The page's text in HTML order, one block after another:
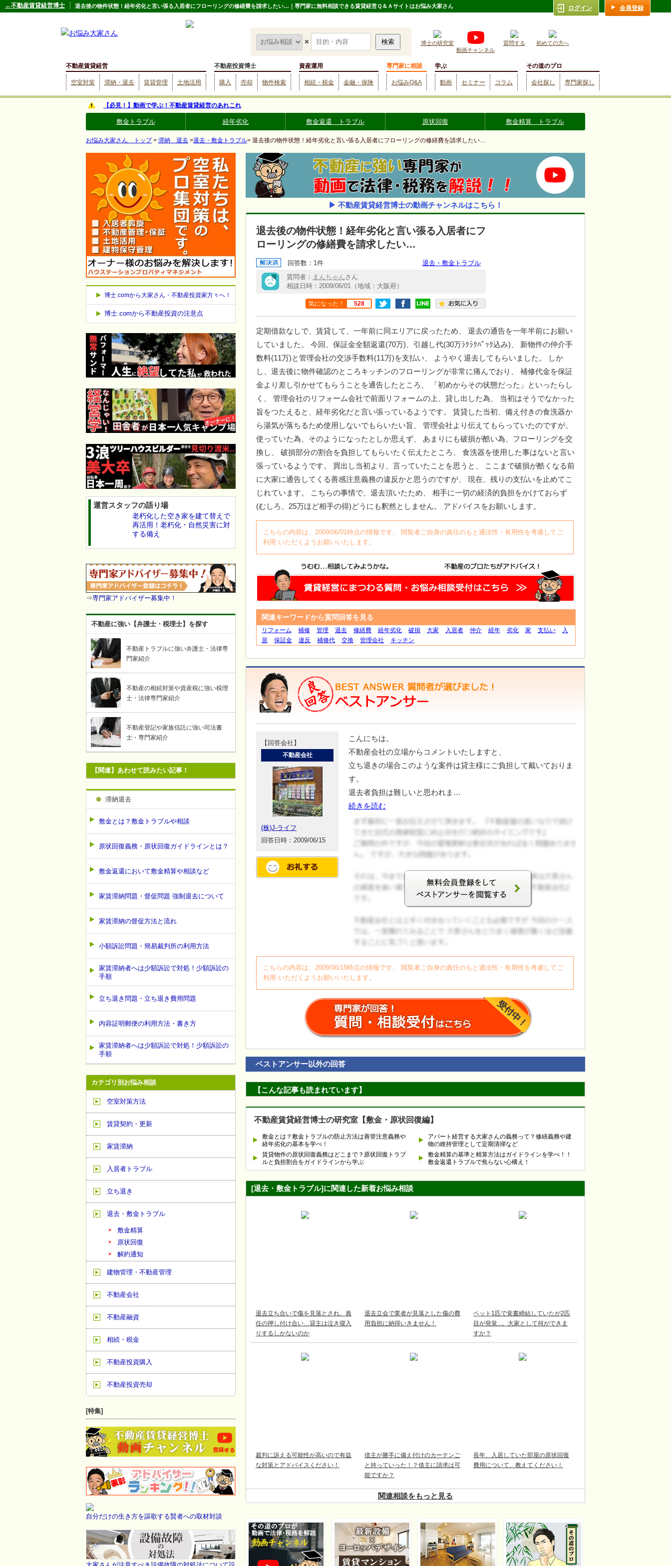
退去後の物件状態！経年劣化と言い張る入居者にフローリングの修繕費を請求したい…｜専門家に無料相談できる賃貸経営Ｑ＆Ａサイトはお悩み大家さん
×
博士の研究室
動画チャンネル
質問する 初めての方へ
不動産賃貸経営
空室対策 滞納・退去 賃貸管理 土地活用
不動産投資博士
購入 売却 物件検索
資産運用
相続・税金 金融・保険
専門家に相談
お悩みQ&A
学ぶ
動画 セミナー コラム
その道のプロ
会社探し 専門家探し
←不動産賃貸経営博士 ログイン 会員登録
【必見！】動画で学ぶ！不動産賃貸経営のあれこれ
敷金トラブル 経年劣化 敷金返還 トラブル 原状回復 敷金精算 トラブル
お悩み大家さん トップ> 滞納 退去 >退去・敷金トラブル> 退去後の物件状態！経年劣化と言い張る入居者にフローリングの修繕費を請求したい…
▶ 不動産賃貸経営博士の動画チャンネルはこちら！
退去後の物件状態！経年劣化と言い張る入居者にフ
ローリングの修繕費を請求したい…
回答数：1件
退去・敷金トラブル
質問者： まんちゃんさん
相談日時：2009/06/01（地域：大阪府）
気になった！ 528
定期借款なしで、賃貸して、一年前に同エリアに戻ったため、 退去の通告を一年半前にお願い
していました。 今回、保証金全額返還(70万)、引越し代(30万ﾗｸﾗｸﾊﾟｯｸ込み)、 新物件の仲介手
数料(11万)と管理会社の交渉手数料(11万)を支払い、 ようやく退去してもらいました。 しか
し、退去後に物件確認のところキッチンのフローリングが非常に痛んでおり、 補修代金を保証
金より差し引かせてもらうことを通告したところ、 「初めからその状態だった」といったらし
く、 管理会社のリフォーム会社で前面リフォームの上、貸し出した為、 当初はそうでなかった
旨をつたえると、経年劣化だと言い張っているようです。 賃貸した当初、備え付きの食洗器か
ら湯気が落ちるため使用しないでもらいたい旨、 管理会社より伝えてもらっていたのですが、
使っていた為、そのようになったとしか思えず、 あまりにも破損が酷い為、フローリングを交
換し、 破損部分の割合を負担してもらいたく伝えたところ、 食洗器を使用した事はないと言い
張っているようです。 買出し当初より、言っていたことを思うと、 ここまで破損が酷くなる前
に大家に通告してくる善感注意義務の違反かと思うのですが、 現在、残りの支払いを止めてこ
じれています。 こちらの事情で、退去頂いたため、 相手に一切の経済的負担をかけておらず
(むしろ、25万ほど相手の得)どうにも釈然としません。 アドバイスをお願いします。
こちらの内容は、2009/06/01時点の情報です。 閲覧者ご自身の責任のもと適法性・有用性を考慮してご
利用 いただくようお願いいたします。
関連キーワードから質問回答を見る
リフォーム 補修 管理 退去 修繕費 経年劣化 破損 大家 入居者 仲介 経年 劣化 家 支払い
入
居
保証金 違反 補修代 交換 管理会社 キッチン
【回答会社】
不動産会社
(株)J-ライフ
回答日時：2009/06/15
こんにちは。
不動産会社の立場からコメントいたしますと、
立ち退きの場合このような案件は貸主様にご負担して戴いておりま
す。
退去者負担は難しいと思われま…
続きを読む
ログイン
こちらの内容は、2009/06/15時点の情報です。 閲覧者ご自身の責任のもと適法性・有用性を考慮してご
利用 いただくようお願いいたします。
ベストアンサー以外の回答
【こんな記事も読まれています】
不動産賃貸経営博士の研究室【敷金・原状回復編】
敷金とは？敷金トラブルの防止方法は善管注意義務や
経年劣化の基本を学べ！
アパート経営する大家さんの義務って？修繕義務や建
物の維持管理として定期清掃など
賃貸物件の原状回復義務はどこまで？原状回復トラブ
ルと負担割合をガイドラインから学ぶ
敷金精算の基準と精算方法はガイドラインを学べ！！
敷金返還トラブルで焦らない心構え！
[退去・敷金トラブル]に関連した新着お悩み相談
退去立ち合いで傷を見落とされ、責
任の押し付け合い…貸主は泣き寝入
りするしかないのか
退去立会で業者が見落とした傷の費
用負担に納得いきません！
ペット1匹で覚書締結していたが2匹
目が発覚...。大家として何ができま
すか？
裁判に訴える可能性が高いので有益
な対策とアドバイスください！
借主が勝手に備え付けのカーテンご
と持っていった！？借主に請求は可
能ですか？
長年、入居していた部屋の原状回復
費用について、教えてください！
関連相談をもっと見る
博士.comから大家さん・不動産投資家方々へ！
博士.comから不動産投資の注意点
運営スタッフの語り場
老朽化した空き家を建て替えで
再活用！老朽化・自然災害に対
する備え
⇒専門家アドバイザー募集中！
不動産に強い【弁護士・税理士】を探す
不動産トラブルに強い弁護士・法律専
門家紹介
不動産の相続対策や資産税に強い税理
士・法律専門家紹介
不動産登記や家族信託に強い司法書
士・専門家紹介
【関連】あわせて読みたい記事！
滞納退去
敷金とは？敷金トラブルや相談
原状回復義務・原状回復ガイドラインとは？
敷金返還において敷金精算や相談など
家賃滞納問題・督促問題 強制退去について
家賃滞納の督促方法と流れ
小額訴訟問題・簡易裁判所の利用方法
家賃滞納者へは少額訴訟で対処！少額訴訟の
手順
立ち退き問題・立ち退き費用問題
内容証明郵便の利用方法・書き方
家賃滞納者へは少額訴訟で対処！少額訴訟の
手順
カテゴリ別お悩み相談
空室対策方法
賃貸契約・更新
家賃滞納
入居者トラブル
立ち退き
退去・敷金トラブル
敷金精算
原状回復
解約通知
建物管理・不動産管理
不動産会社
不動産融資
相続・税金
不動産投資購入
不動産投資売却
[特集]
自分だけの生き方を謳歌する賢者への取材対談